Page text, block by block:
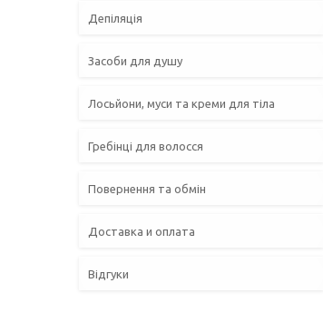
Депіляція
Засоби для душу
Лосьйони, муси та креми для тіла
Гребінці для волосся
Повернення та обмін
Доставка и оплата
Відгуки